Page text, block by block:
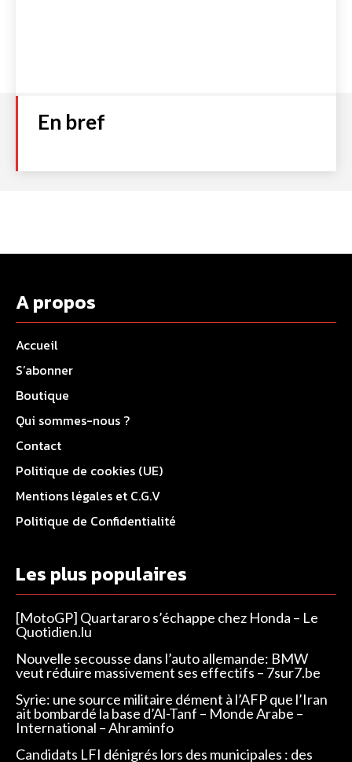
En bref
A propos
Accueil
S’abonner
Boutique
Qui sommes-nous ?
Contact
Politique de cookies (UE)
Mentions légales et C.G.V
Politique de Confidentialité
Les plus populaires
[MotoGP] Quartararo s’échappe chez Honda – Le
Quotidien.lu
Nouvelle secousse dans l’auto allemande: BMW
veut réduire massivement ses effectifs – 7sur7.be
Syrie: une source militaire dément à l’AFP que l’Iran
ait bombardé la base d’Al-Tanf – Monde Arabe –
International – Ahraminfo
Candidats LFI dénigrés lors des municipales : des